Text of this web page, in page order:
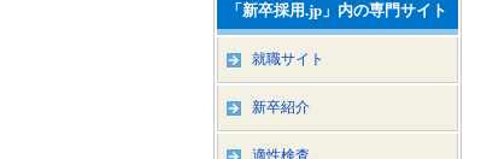
「新卒採用.jp」内の専門サイト
就職サイト
新卒紹介
適性検査